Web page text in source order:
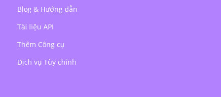
Blog & Hướng dẫn
Tài liệu API
Thêm Công cụ
Dịch vụ Tùy chỉnh